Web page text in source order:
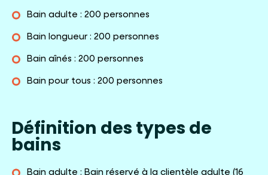
Bain adulte : 200 personnes
Bain longueur : 200 personnes
Bain aînés : 200 personnes
Bain pour tous : 200 personnes
Définition des types de
bains
Bain adulte : Bain réservé à la clientèle adulte (16